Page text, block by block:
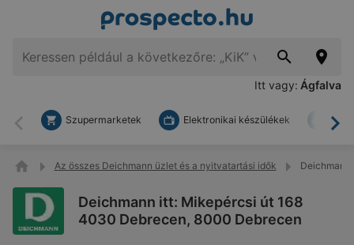
Itt vagy: Ágfalva
Vissza
Szupermarketek Elektronikai készülékek
Az összes Deichmann üzlet és a nyitvatartási idők
Deichmann itt: Mikepércsi út 168
4030 Debrecen, 8000 Debrecen